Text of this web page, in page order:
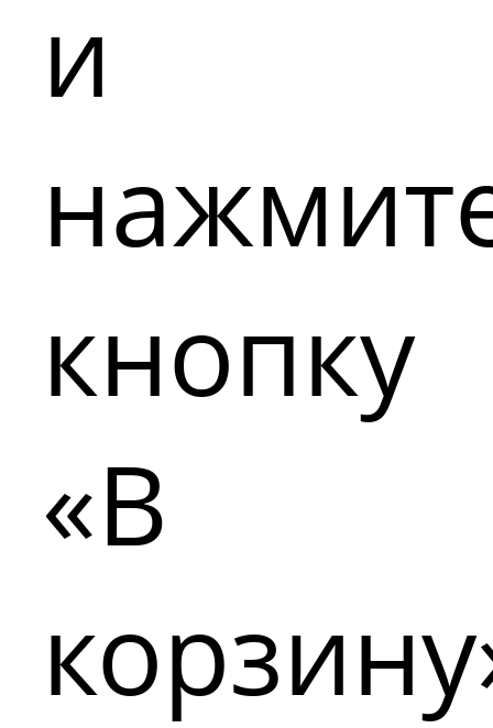
и
кнопку
«В